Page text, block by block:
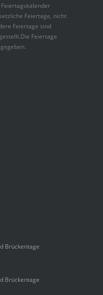
Feiertage, nicht
Feiertage sind
Feiertage
Brückentage
Brückentage